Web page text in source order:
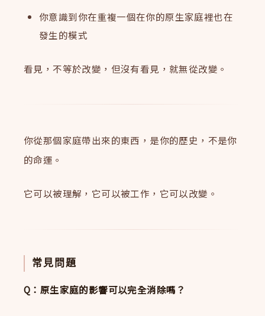
你意識到你在重複一個在你的原生家庭裡也在
發生的模式
看見，不等於改變，但沒有看見，就無從改變。
你從那個家庭帶出來的東西，是你的歷史，不是你
的命運。
它可以被理解，它可以被工作，它可以改變。
常見問題
Q：原生家庭的影響可以完全消除嗎？